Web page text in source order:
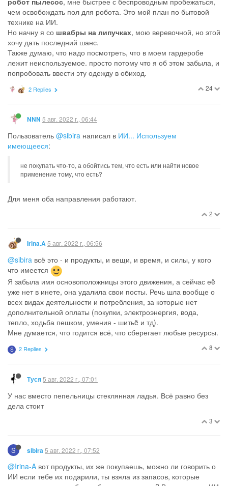
чем освобождать пол для робота. Это мой план по бытовой
технике на ИИ.
Но начну я со швабры на липучках, мою веревочной, но этой
хочу дать последний шанс.
Также думаю, что надо посмотреть, что в моем гардеробе
лежит неиспользуемое. просто потому что я об этом забыла, и
попробовать ввести эту одежду в обиход.
24
2 Replies
NNN 5 авг. 2022 г., 06:44
Пользователь @sibira написал в ИИ... Используем
имеющееся:
не покупать что-то, а обойтись тем, что есть или найти новое
применение тому, что есть?
Для меня оба направления работают.
2
Irina.A5 авг. 2022 г., 06:56
@sibira всё это - и продукты, и вещи, и время, и силы, у кого
что имеется
Я забыла имя основоположницы этого движения, а сейчас еë
уже нет в инете, она удалила свои посты. Речь шла вообще о
всех видах деятельности и потребления, за которые нет
дополнительной оплаты (покупки, электроэнергия, вода,
тепло, ходьба пешком, умения - шитьë и тд).
Мне думается, что годится всё, что сберегает любые ресурсы.
8
S 2 Replies
Туся5 авг. 2022 г., 07:01
У нас вместо пепельницы стеклянная ладья. Всё равно без
дела стоит
3
S sibira 5 авг. 2022 г., 07:52
@Irina-A вот продукты, их же покупаешь, можно ли говорить о
ИИ если тебе их подарили, ты взяла из запасов, которые